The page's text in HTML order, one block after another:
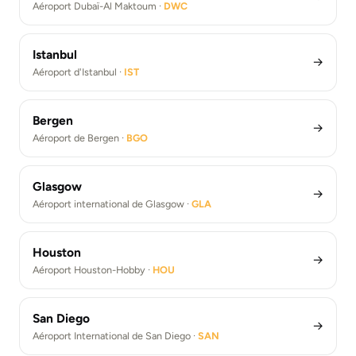
Aéroport Dubaï-Al Maktoum · DWC
Istanbul
Aéroport d'Istanbul · IST
→
Bergen
Aéroport de Bergen · BGO
→
Glasgow
Aéroport international de Glasgow · GLA
→
Houston
Aéroport Houston-Hobby · HOU
→
San Diego
Aéroport International de San Diego · SAN
→